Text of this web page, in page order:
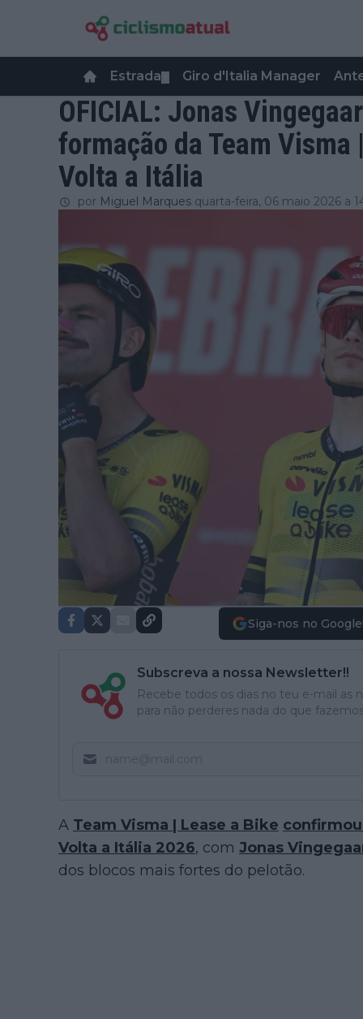
Estrada Giro d'Italia Manager
OFICIAL: Jonas
formação da Team Visma
Volta a Itália
por Miguel Marques quarta-feira, 06 maio 2026 a
Siga-nos no Google!
Subscreva a nossa Newsletter!!
Recebe todos os dias no teu e-mail as
para não perderes nada do que
A Team Visma | Lease a Bike
Volta a Itália 2026, com Jonas
dos blocos mais fortes do pelotão.